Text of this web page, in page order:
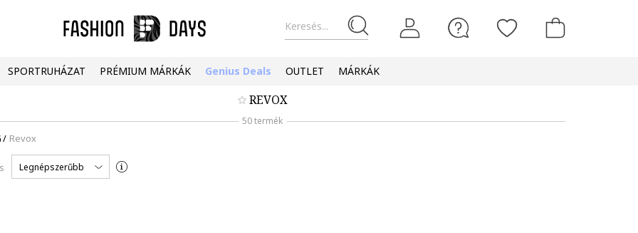
Keresés...
SPORTRUHÁZAT PRÉMIUM MÁRKÁK Genius Deals OUTLET MÁRKÁK
REVOX
50 termék
/ Revox
Legnépszerűbb